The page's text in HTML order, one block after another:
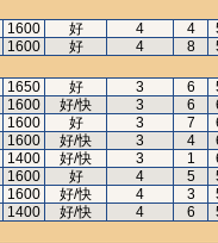
1600 好 4 4
1600 好 4 8
1650 好 3 6
1600 好/快 3 6
1600 好 3 7
1600 好/快 3 4
1400 好/快 3 1
1600 好 4 5
1600 好/快 4 3
1400 好/快 4 6